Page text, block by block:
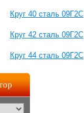
Круг 40 сталь 09Г2С
Круг 42 сталь 09Г2С
Круг 44 сталь 09Г2С